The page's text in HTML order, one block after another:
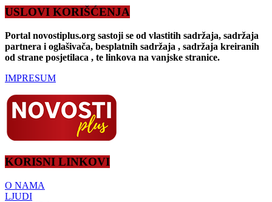
USLOVI KORIŠĆENJA
Portal novostiplus.org sastoji se od vlastitih sadržaja, sadržaja
partnera i oglašivača, besplatnih sadržaja , sadržaja kreiranih
od strane posjetilaca , te linkova na vanjske stranice.
IMPRESUM
KORISNI LINKOVI
O NAMA
LJUDI